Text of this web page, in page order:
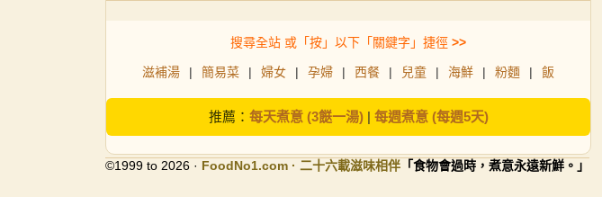
搜尋全站 或「按」以下「關鍵字」捷徑 >>
滋補湯 | 簡易菜 | 婦女 | 孕婦 | 西餐 | 兒童 | 海鮮 | 粉麵 | 飯
推薦： 每天煮意 (3餸一湯)| 每週煮意 (每週5天)
©1999 to 2026 · FoodNo1.com · 二十六載滋味相伴 「食物會過時，煮意永遠新鮮。」